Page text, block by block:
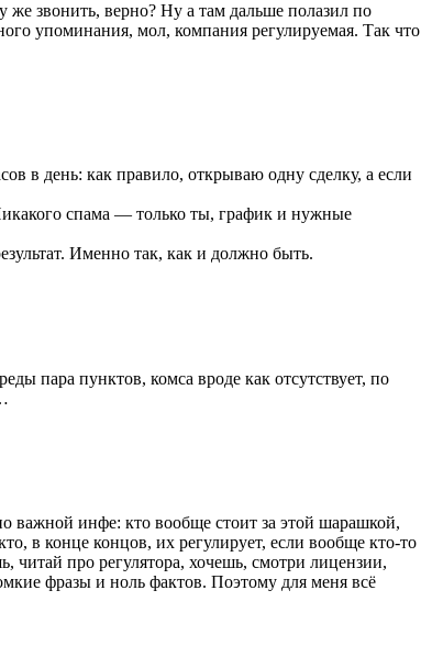
же звонить, верно? Ну а там дальше полазил по
упоминания, мол, компания регулируемая. Так что
в день: как правило, открываю одну сделку, а если
спама — только ты, график и нужные
Именно так, как и должно быть.
пара пунктов, комса вроде как отсутствует, по
важной инфе: кто вообще стоит за этой шарашкой,
в конце концов, их регулирует, если вообще кто-то
читай про регулятора, хочешь, смотри лицензии,
фразы и ноль фактов. Поэтому для меня всё